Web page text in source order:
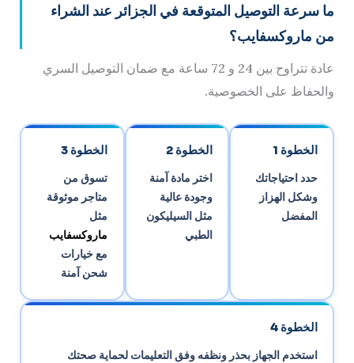
ما سرعة التوصيل المتوقعة في الجزائر عند الشراء
من ماروكسفايب؟
عادة تتراوح بين 24 و 72 ساعة مع ضمان التوصيل السري
والحفاظ على الخصوصية.
الخطوة 1
حدد احتياجاتك
وشكل الهزاز
المفضل
الخطوة 2
اختر مادة آمنة
وجودة عالية
مثل السيليكون
الطبي
الخطوة 3
تسوق من
متاجر موثوقة
مثل
ماروكسفايب
مع خيارات
شحن آمنة
الخطوة 4
استخدم الجهاز بحذر ونظفه وفق التعليمات لحماية صحتك